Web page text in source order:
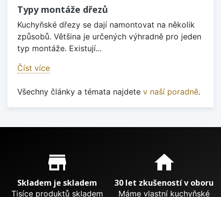
Typy montáže dřezů
Kuchyňské dřezy se dají namontovat na několik
způsobů. Většina je určených výhradně pro jeden
typ montáže. Existují...
Číst více
Všechny články a témata najdete v naší poradně.
Proč nakupovat u nás?
store_mall_directory
Skladem je skladem
Tisíce produktů skladem
home
30 let zkušeností v oboru
Máme vlastní kuchyňské